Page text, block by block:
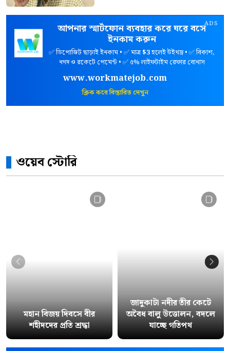
ADS
আপনার স্মার্টফোন ব্যবহার করে ঘরে বসে
ইনকাম করুন
✅ ডিপোজিট ছাড়াই ইনকাম • ✅ মাত্র$3হলেই উইথড্র • ✅ বিকাশ,
নগদ ও রকেটে পেমেন্ট • ✅ ৫% লাইফটাইম রেফার বোনাস
www.workmatejob.com
ক্লিক করে বিস্তারিত দেখুন
ওয়েব স্টোরি
মহান বিজয় দিবসে বীর
শহীদদের প্রতি শ্রদ্ধা
জাদুকাটা নদীর তীর কেটে
অবৈধ বালু উত্তোলন, বদলে
যাচ্ছে গতিপথ